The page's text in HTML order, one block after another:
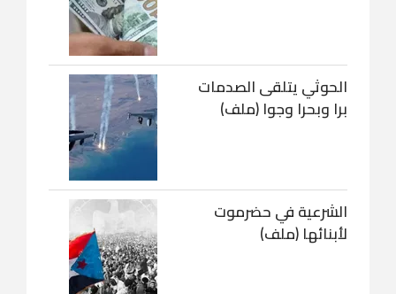
الحوثي يتلقى الصدمات
برا وبحرا وجوا (ملف)
الشرعية في حضرموت
لأبنائها (ملف)